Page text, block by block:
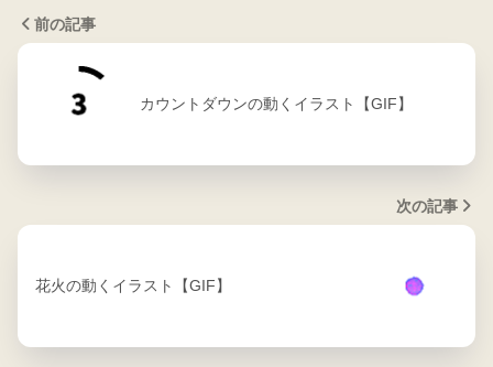
前の記事
カウントダウンの動くイラスト【GIF】
次の記事
花火の動くイラスト【GIF】